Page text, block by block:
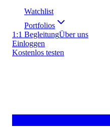
Watchlist
Portfolios
1:1 BegleitungÜber uns
Einloggen
Kostenlos testen